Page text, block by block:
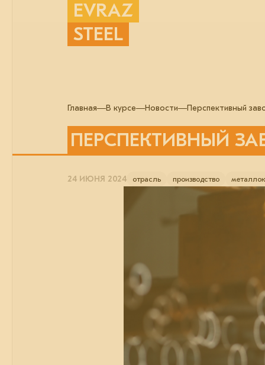
EVRAZ
STEEL
Главная В курсе Новости Перспективный
ПЕРСПЕКТИВНЫЙ
24 ИЮНЯ 2024 отрасль производство